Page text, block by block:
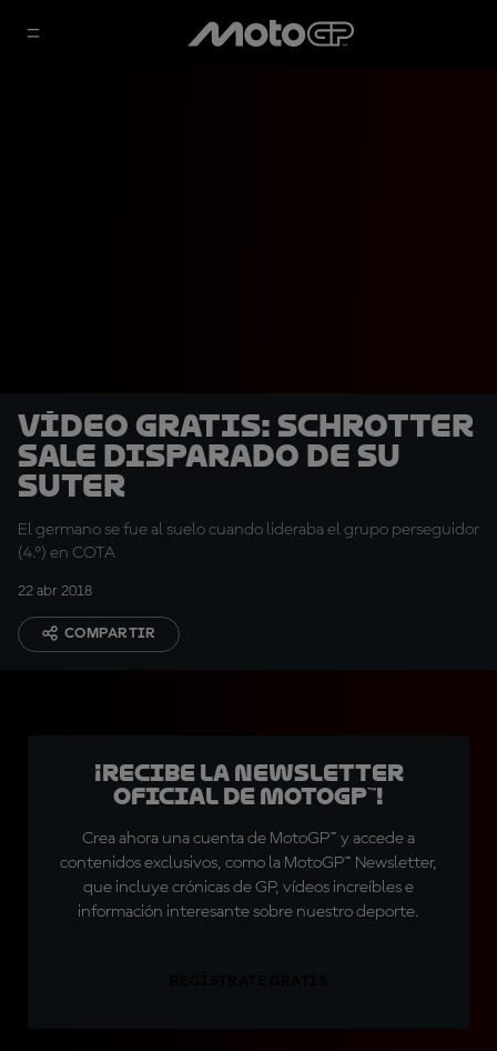
Vídeo gratis: Schrotter
sale disparado de su
Suter
El germano se fue al suelo cuando lideraba el grupo perseguidor
(4.º) en COTA
22 abr 2018
COMPARTIR
¡Recibe la Newsletter
oficial de MotoGP™!
Crea ahora una cuenta de MotoGP™ y accede a
contenidos exclusivos, como la MotoGP™ Newsletter,
que incluye crónicas de GP, vídeos increíbles e
información interesante sobre nuestro deporte.